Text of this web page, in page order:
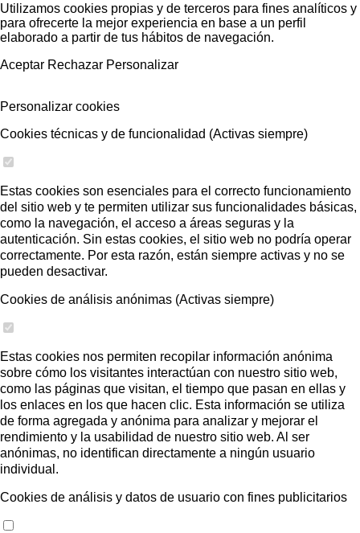
Utilizamos cookies propias y de terceros para fines analíticos y
para ofrecerte la mejor experiencia en base a un perfil
elaborado a partir de tus hábitos de navegación.
Aceptar Rechazar Personalizar
Personalizar cookies
Cookies técnicas y de funcionalidad (Activas siempre)
Estas cookies son esenciales para el correcto funcionamiento
del sitio web y te permiten utilizar sus funcionalidades básicas,
como la navegación, el acceso a áreas seguras y la
autenticación. Sin estas cookies, el sitio web no podría operar
correctamente. Por esta razón, están siempre activas y no se
pueden desactivar.
Cookies de análisis anónimas (Activas siempre)
Estas cookies nos permiten recopilar información anónima
sobre cómo los visitantes interactúan con nuestro sitio web,
como las páginas que visitan, el tiempo que pasan en ellas y
los enlaces en los que hacen clic. Esta información se utiliza
de forma agregada y anónima para analizar y mejorar el
rendimiento y la usabilidad de nuestro sitio web. Al ser
anónimas, no identifican directamente a ningún usuario
individual.
Cookies de análisis y datos de usuario con fines publicitarios